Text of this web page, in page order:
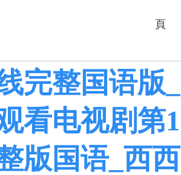
完整国语版
看电视剧第
版国语_西
頁